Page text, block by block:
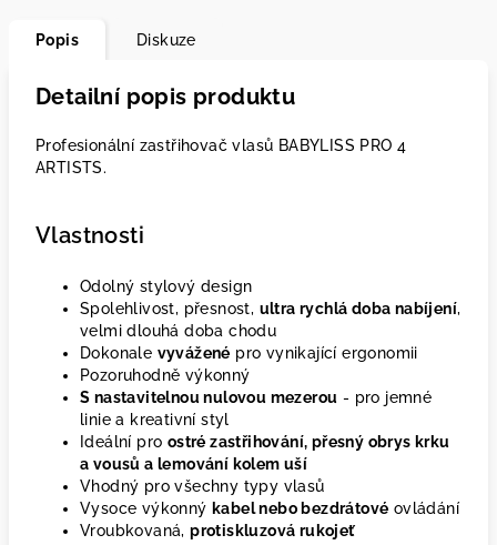
Popis Diskuze
Detailní popis produktu
Profesionální zastřihovač vlasů BABYLISS PRO 4
ARTISTS.
Vlastnosti
Odolný stylový design
Spolehlivost, přesnost, ultra rychlá doba nabíjení,
velmi dlouhá doba chodu
Dokonale vyvážené pro vynikající ergonomii
Pozoruhodně výkonný
S nastavitelnou nulovou mezerou - pro jemné
linie a kreativní styl
Ideální pro ostré zastřihování, přesný obrys krku
a vousů a lemování kolem uší
Vhodný pro všechny typy vlasů
Vysoce výkonný kabel nebo bezdrátové ovládání
Vroubkovaná,protiskluzová rukojeť